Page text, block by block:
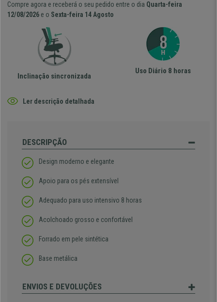
Compre agora e receberá o seu pedido entre o dia Quarta-feira
12/08/2026 e o Sexta-feira 14 Agosto
Inclinação sincronizada
Uso Diário 8 horas
Ler descrição detalhada
DESCRIPÇÃO
Design moderno e elegante
Apoio para os pés extensível
Adequado para uso intensivo 8 horas
Acolchoado grosso e confortável
Forrado em pele sintética
Base metálica
ENVIOS E DEVOLUÇÕES